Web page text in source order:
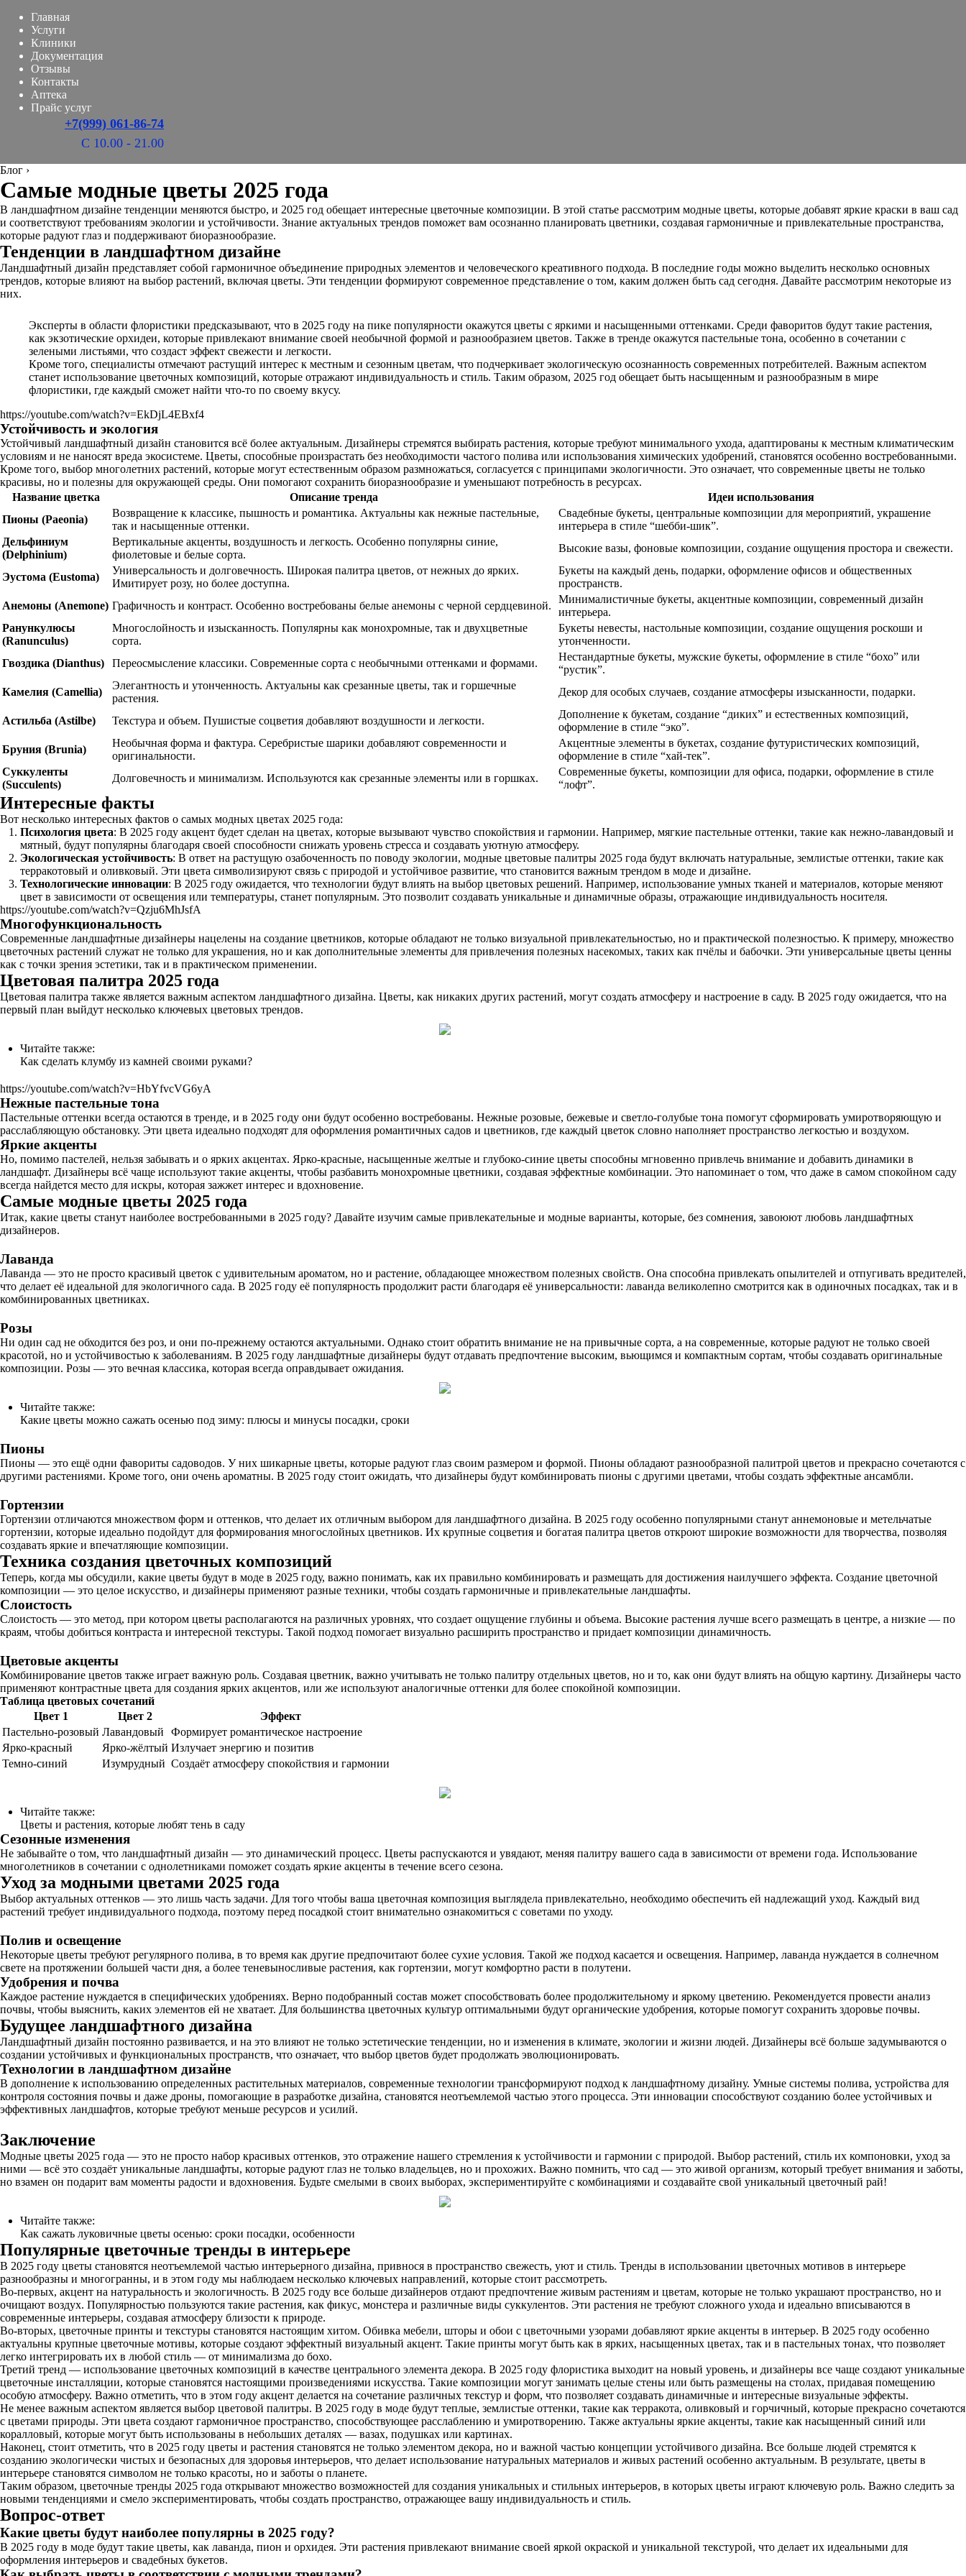
Главная
Услуги
Клиники
Документация
Отзывы
Контакты
Аптека
Прайс услуг
+7(999) 061-86-74
С 10.00 - 21.00
Блог ›
Самые модные цветы 2025 года
В ландшафтном дизайне тенденции меняются быстро, и 2025 год обещает интересные цветочные композиции. В этой статье рассмотрим модные цветы, которые добавят яркие краски в ваш сад
и соответствуют требованиям экологии и устойчивости. Знание актуальных трендов поможет вам осознанно планировать цветники, создавая гармоничные и привлекательные пространства,
которые радуют глаз и поддерживают биоразнообразие.
Тенденции в ландшафтном дизайне
Ландшафтный дизайн представляет собой гармоничное объединение природных элементов и человеческого креативного подхода. В последние годы можно выделить несколько основных
трендов, которые влияют на выбор растений, включая цветы. Эти тенденции формируют современное представление о том, каким должен быть сад сегодня. Давайте рассмотрим некоторые из
них.
Эксперты в области флористики предсказывают, что в 2025 году на пике популярности окажутся цветы с яркими и насыщенными оттенками. Среди фаворитов будут такие растения,
как экзотические орхидеи, которые привлекают внимание своей необычной формой и разнообразием цветов. Также в тренде окажутся пастельные тона, особенно в сочетании с
зелеными листьями, что создаст эффект свежести и легкости.
Кроме того, специалисты отмечают растущий интерес к местным и сезонным цветам, что подчеркивает экологическую осознанность современных потребителей. Важным аспектом
станет использование цветочных композиций, которые отражают индивидуальность и стиль. Таким образом, 2025 год обещает быть насыщенным и разнообразным в мире
флористики, где каждый сможет найти что-то по своему вкусу.
https://youtube.com/watch?v=EkDjL4EBxf4
Устойчивость и экология
Устойчивый ландшафтный дизайн становится всё более актуальным. Дизайнеры стремятся выбирать растения, которые требуют минимального ухода, адаптированы к местным климатическим
условиям и не наносят вреда экосистеме. Цветы, способные произрастать без необходимости частого полива или использования химических удобрений, становятся особенно востребованными.
Кроме того, выбор многолетних растений, которые могут естественным образом размножаться, согласуется с принципами экологичности. Это означает, что современные цветы не только
красивы, но и полезны для окружающей среды. Они помогают сохранить биоразнообразие и уменьшают потребность в ресурсах.
Название цветка
Описание тренда
Идеи использования
Пионы (Paeonia)
Возвращение к классике, пышность и романтика. Актуальны как нежные пастельные,
так и насыщенные оттенки.
Свадебные букеты, центральные композиции для мероприятий, украшение
интерьера в стиле “шебби-шик”.
Дельфиниум
(Delphinium)
Вертикальные акценты, воздушность и легкость. Особенно популярны синие,
фиолетовые и белые сорта.
Высокие вазы, фоновые композиции, создание ощущения простора и свежести.
Эустома (Eustoma)
Универсальность и долговечность. Широкая палитра цветов, от нежных до ярких.
Имитирует розу, но более доступна.
Букеты на каждый день, подарки, оформление офисов и общественных
пространств.
Анемоны (Anemone) Графичность и контраст. Особенно востребованы белые анемоны с черной сердцевиной.
Минималистичные букеты, акцентные композиции, современный дизайн
интерьера.
Ранункулюсы
(Ranunculus)
Многослойность и изысканность. Популярны как монохромные, так и двухцветные
сорта.
Букеты невесты, настольные композиции, создание ощущения роскоши и
утонченности.
Гвоздика (Dianthus)
Переосмысление классики. Современные сорта с необычными оттенками и формами.
Нестандартные букеты, мужские букеты, оформление в стиле “бохо” или
“рустик”.
Камелия (Camellia)
Элегантность и утонченность. Актуальны как срезанные цветы, так и горшечные
растения.
Декор для особых случаев, создание атмосферы изысканности, подарки.
Астильба (Astilbe) Текстура и объем. Пушистые соцветия добавляют воздушности и легкости.
Дополнение к букетам, создание “диких” и естественных композиций,
оформление в стиле “эко”.
Бруния (Brunia)
Необычная форма и фактура. Серебристые шарики добавляют современности и
оригинальности.
Акцентные элементы в букетах, создание футуристических композиций,
оформление в стиле “хай-тек”.
Суккуленты
(Succulents)
Долговечность и минимализм. Используются как срезанные элементы или в горшках.
Современные букеты, композиции для офиса, подарки, оформление в стиле
“лофт”.
Интересные факты
Вот несколько интересных фактов о самых модных цветах 2025 года:
Психология цвета: В 2025 году акцент будет сделан на цветах, которые вызывают чувство спокойствия и гармонии. Например, мягкие пастельные оттенки, такие как нежно-лавандовый и
мятный, будут популярны благодаря своей способности снижать уровень стресса и создавать уютную атмосферу.
Экологическая устойчивость: В ответ на растущую озабоченность по поводу экологии, модные цветовые палитры 2025 года будут включать натуральные, землистые оттенки, такие как
терракотовый и оливковый. Эти цвета символизируют связь с природой и устойчивое развитие, что становится важным трендом в моде и дизайне.
Технологические инновации: В 2025 году ожидается, что технологии будут влиять на выбор цветовых решений. Например, использование умных тканей и материалов, которые меняют
цвет в зависимости от освещения или температуры, станет популярным. Это позволит создавать уникальные и динамичные образы, отражающие индивидуальность носителя.
https://youtube.com/watch?v=Qzju6MhJsfA
Многофункциональность
Современные ландшафтные дизайнеры нацелены на создание цветников, которые обладают не только визуальной привлекательностью, но и практической полезностью. К примеру, множество
цветочных растений служат не только для украшения, но и как дополнительные элементы для привлечения полезных насекомых, таких как пчёлы и бабочки. Эти универсальные цветы ценны
как с точки зрения эстетики, так и в практическом применении.
Цветовая палитра 2025 года
Цветовая палитра также является важным аспектом ландшафтного дизайна. Цветы, как никаких других растений, могут создать атмосферу и настроение в саду. В 2025 году ожидается, что на
первый план выйдут несколько ключевых цветовых трендов.
Читайте также:
Как сделать клумбу из камней своими руками?
https://youtube.com/watch?v=HbYfvcVG6yA
Нежные пастельные тона
Пастельные оттенки всегда остаются в тренде, и в 2025 году они будут особенно востребованы. Нежные розовые, бежевые и светло-голубые тона помогут сформировать умиротворяющую и
расслабляющую обстановку. Эти цвета идеально подходят для оформления романтичных садов и цветников, где каждый цветок словно наполняет пространство легкостью и воздухом.
Яркие акценты
Но, помимо пастелей, нельзя забывать и о ярких акцентах. Ярко-красные, насыщенные желтые и глубоко-синие цветы способны мгновенно привлечь внимание и добавить динамики в
ландшафт. Дизайнеры всё чаще используют такие акценты, чтобы разбавить монохромные цветники, создавая эффектные комбинации. Это напоминает о том, что даже в самом спокойном саду
всегда найдется место для искры, которая зажжет интерес и вдохновение.
Самые модные цветы 2025 года
Итак, какие цветы станут наиболее востребованными в 2025 году? Давайте изучим самые привлекательные и модные варианты, которые, без сомнения, завоюют любовь ландшафтных
дизайнеров.
Лаванда
Лаванда — это не просто красивый цветок с удивительным ароматом, но и растение, обладающее множеством полезных свойств. Она способна привлекать опылителей и отпугивать вредителей,
что делает её идеальной для экологичного сада. В 2025 году её популярность продолжит расти благодаря её универсальности: лаванда великолепно смотрится как в одиночных посадках, так и в
комбинированных цветниках.
Розы
Ни один сад не обходится без роз, и они по-прежнему остаются актуальными. Однако стоит обратить внимание не на привычные сорта, а на современные, которые радуют не только своей
красотой, но и устойчивостью к заболеваниям. В 2025 году ландшафтные дизайнеры будут отдавать предпочтение высоким, вьющимся и компактным сортам, чтобы создавать оригинальные
композиции. Розы — это вечная классика, которая всегда оправдывает ожидания.
Читайте также:
Какие цветы можно сажать осенью под зиму: плюсы и минусы посадки, сроки
Пионы
Пионы — это ещё одни фавориты садоводов. У них шикарные цветы, которые радуют глаз своим размером и формой. Пионы обладают разнообразной палитрой цветов и прекрасно сочетаются с
другими растениями. Кроме того, они очень ароматны. В 2025 году стоит ожидать, что дизайнеры будут комбинировать пионы с другими цветами, чтобы создать эффектные ансамбли.
Гортензии
Гортензии отличаются множеством форм и оттенков, что делает их отличным выбором для ландшафтного дизайна. В 2025 году особенно популярными станут аннемоновые и метельчатые
гортензии, которые идеально подойдут для формирования многослойных цветников. Их крупные соцветия и богатая палитра цветов откроют широкие возможности для творчества, позволяя
создавать яркие и впечатляющие композиции.
Техника создания цветочных композиций
Теперь, когда мы обсудили, какие цветы будут в моде в 2025 году, важно понимать, как их правильно комбинировать и размещать для достижения наилучшего эффекта. Создание цветочной
композиции — это целое искусство, и дизайнеры применяют разные техники, чтобы создать гармоничные и привлекательные ландшафты.
Слоистость
Слоистость — это метод, при котором цветы располагаются на различных уровнях, что создает ощущение глубины и объема. Высокие растения лучше всего размещать в центре, а низкие — по
краям, чтобы добиться контраста и интересной текстуры. Такой подход помогает визуально расширить пространство и придает композиции динамичность.
Цветовые акценты
Комбинирование цветов также играет важную роль. Создавая цветник, важно учитывать не только палитру отдельных цветов, но и то, как они будут влиять на общую картину. Дизайнеры часто
применяют контрастные цвета для создания ярких акцентов, или же используют аналогичные оттенки для более спокойной композиции.
Таблица цветовых сочетаний
Цвет 1
Цвет 2
Эффект
Пастельно-розовый Лавандовый
Формирует романтическое настроение
Ярко-красный
Ярко-жёлтый Излучает энергию и позитив
Темно-синий
Изумрудный Создаёт атмосферу спокойствия и гармонии
Читайте также:
Цветы и растения, которые любят тень в саду
Сезонные изменения
Не забывайте о том, что ландшафтный дизайн — это динамический процесс. Цветы распускаются и увядают, меняя палитру вашего сада в зависимости от времени года. Использование
многолетников в сочетании с однолетниками поможет создать яркие акценты в течение всего сезона.
Уход за модными цветами 2025 года
Выбор актуальных оттенков — это лишь часть задачи. Для того чтобы ваша цветочная композиция выглядела привлекательно, необходимо обеспечить ей надлежащий уход. Каждый вид
растений требует индивидуального подхода, поэтому перед посадкой стоит внимательно ознакомиться с советами по уходу.
Полив и освещение
Некоторые цветы требуют регулярного полива, в то время как другие предпочитают более сухие условия. Такой же подход касается и освещения. Например, лаванда нуждается в солнечном
свете на протяжении большей части дня, а более теневыносливые растения, как гортензии, могут комфортно расти в полутени.
Удобрения и почва
Каждое растение нуждается в специфических удобрениях. Верно подобранный состав может способствовать более продолжительному и яркому цветению. Рекомендуется провести анализ
почвы, чтобы выяснить, каких элементов ей не хватает. Для большинства цветочных культур оптимальными будут органические удобрения, которые помогут сохранить здоровье почвы.
Будущее ландшафтного дизайна
Ландшафтный дизайн постоянно развивается, и на это влияют не только эстетические тенденции, но и изменения в климате, экологии и жизни людей. Дизайнеры всё больше задумываются о
создании устойчивых и функциональных пространств, что означает, что выбор цветов будет продолжать эволюционировать.
Технологии в ландшафтном дизайне
В дополнение к использованию определенных растительных материалов, современные технологии трансформируют подход к ландшафтному дизайну. Умные системы полива, устройства для
контроля состояния почвы и даже дроны, помогающие в разработке дизайна, становятся неотъемлемой частью этого процесса. Эти инновации способствуют созданию более устойчивых и
эффективных ландшафтов, которые требуют меньше ресурсов и усилий.
Заключение
Модные цветы 2025 года — это не просто набор красивых оттенков, это отражение нашего стремления к устойчивости и гармонии с природой. Выбор растений, стиль их компоновки, уход за
ними — всё это создаёт уникальные ландшафты, которые радуют глаз не только владельцев, но и прохожих. Важно помнить, что сад — это живой организм, который требует внимания и заботы,
но взамен он подарит вам моменты радости и вдохновения. Будьте смелыми в своих выборах, экспериментируйте с комбинациями и создавайте свой уникальный цветочный рай!
Читайте также:
Как сажать луковичные цветы осенью: сроки посадки, особенности
Популярные цветочные тренды в интерьере
В 2025 году цветы становятся неотъемлемой частью интерьерного дизайна, привнося в пространство свежесть, уют и стиль. Тренды в использовании цветочных мотивов в интерьере
разнообразны и многогранны, и в этом году мы наблюдаем несколько ключевых направлений, которые стоит рассмотреть.
Во-первых, акцент на натуральность и экологичность. В 2025 году все больше дизайнеров отдают предпочтение живым растениям и цветам, которые не только украшают пространство, но и
очищают воздух. Популярностью пользуются такие растения, как фикус, монстера и различные виды суккулентов. Эти растения не требуют сложного ухода и идеально вписываются в
современные интерьеры, создавая атмосферу близости к природе.
Во-вторых, цветочные принты и текстуры становятся настоящим хитом. Обивка мебели, шторы и обои с цветочными узорами добавляют яркие акценты в интерьер. В 2025 году особенно
актуальны крупные цветочные мотивы, которые создают эффектный визуальный акцент. Такие принты могут быть как в ярких, насыщенных цветах, так и в пастельных тонах, что позволяет
легко интегрировать их в любой стиль — от минимализма до бохо.
Третий тренд — использование цветочных композиций в качестве центрального элемента декора. В 2025 году флористика выходит на новый уровень, и дизайнеры все чаще создают уникальные
цветочные инсталляции, которые становятся настоящими произведениями искусства. Такие композиции могут занимать целые стены или быть размещены на столах, придавая помещению
особую атмосферу. Важно отметить, что в этом году акцент делается на сочетание различных текстур и форм, что позволяет создавать динамичные и интересные визуальные эффекты.
Не менее важным аспектом является выбор цветовой палитры. В 2025 году в моде будут теплые, землистые оттенки, такие как терракота, оливковый и горчичный, которые прекрасно сочетаются
с цветами природы. Эти цвета создают гармоничное пространство, способствующее расслаблению и умиротворению. Также актуальны яркие акценты, такие как насыщенный синий или
коралловый, которые могут быть использованы в небольших деталях — вазах, подушках или картинах.
Наконец, стоит отметить, что в 2025 году цветы и растения становятся не только элементом декора, но и важной частью концепции устойчивого дизайна. Все больше людей стремятся к
созданию экологически чистых и безопасных для здоровья интерьеров, что делает использование натуральных материалов и живых растений особенно актуальным. В результате, цветы в
интерьере становятся символом не только красоты, но и заботы о планете.
Таким образом, цветочные тренды 2025 года открывают множество возможностей для создания уникальных и стильных интерьеров, в которых цветы играют ключевую роль. Важно следить за
новыми тенденциями и смело экспериментировать, чтобы создать пространство, отражающее вашу индивидуальность и стиль.
Вопрос-ответ
Какие цветы будут наиболее популярны в 2025 году?
В 2025 году в моде будут такие цветы, как лаванда, пион и орхидея. Эти растения привлекают внимание своей яркой окраской и уникальной текстурой, что делает их идеальными для
оформления интерьеров и свадебных букетов.